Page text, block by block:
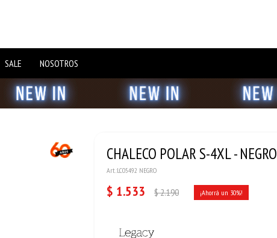
SALE NOSOTROS
CHALECO POLAR S-4XL - NEGRO
LC05492 NEGRO
$ 1.533 $2.190 30